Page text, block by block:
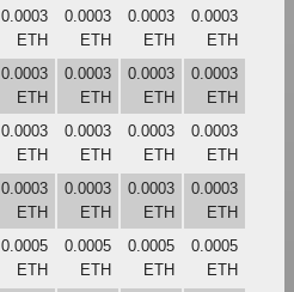
0.0003
ETH
0.0003
ETH
0.0003
ETH
0.0003
ETH
0.0003
ETH
0.0003
ETH
0.0003
ETH
0.0003
ETH
0.0003
ETH
0.0003
ETH
0.0003
ETH
0.0003
ETH
0.0003
ETH
0.0003
ETH
0.0003
ETH
0.0003
ETH
0.0005
ETH
0.0005
ETH
0.0005
ETH
0.0005
ETH